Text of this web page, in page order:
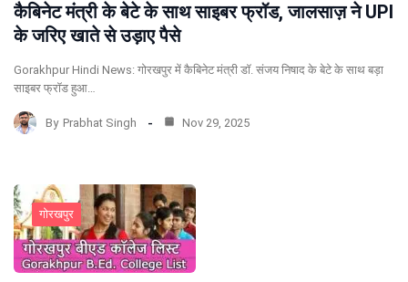
कैबिनेट मंत्री के बेटे के साथ साइबर फ्रॉड, जालसाज़ ने UPI
के जरिए खाते से उड़ाए पैसे
Gorakhpur Hindi News: गोरखपुर में कैबिनेट मंत्री डॉ. संजय निषाद के बेटे के साथ बड़ा
साइबर फ्रॉड हुआ…
By Prabhat Singh Nov 29, 2025
गोरखपुर